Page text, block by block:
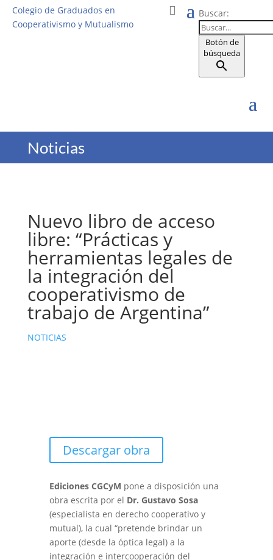
Colegio de Graduados en
Cooperativismo y Mutualismo
Buscar:
Botón de
búsqueda
Noticias
Nuevo libro de acceso
libre: “Prácticas y
herramientas legales de
la integración del
cooperativismo de
trabajo de Argentina”
NOTICIAS
Descargar obra
Ediciones CGCyM pone a disposición una
obra escrita por el Dr. Gustavo Sosa
(especialista en derecho cooperativo y
mutual), la cual “pretende brindar un
aporte (desde la óptica legal) a la
integración e intercooperación del